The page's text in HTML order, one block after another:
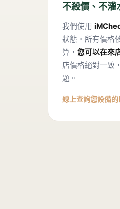
不殺價、不灌
我們使用
狀態。所有價格
算， 您可以在來
店價格絕對一致
題。
線上查詢您設備